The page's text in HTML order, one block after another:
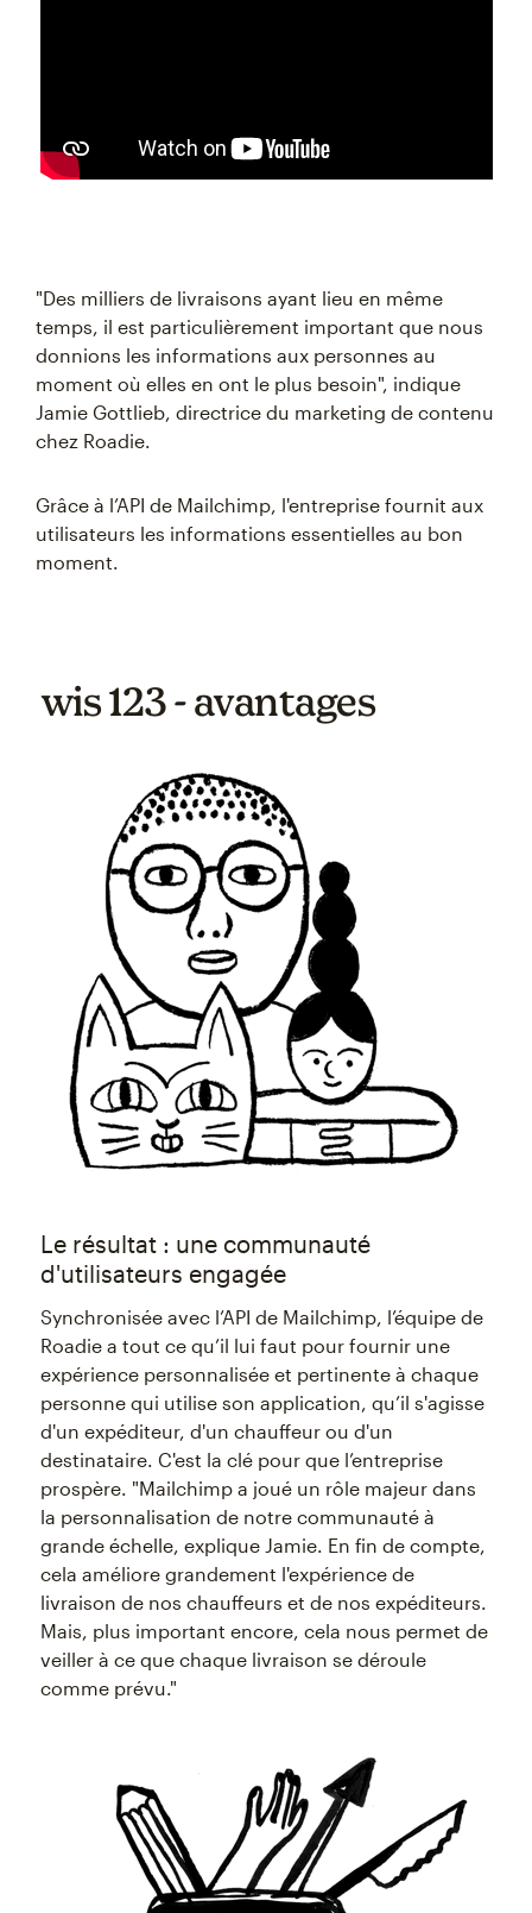
"Des milliers de livraisons ayant lieu en même
temps, il est particulièrement important que nous
donnions les informations aux personnes au
moment où elles en ont le plus besoin", indique
Jamie Gottlieb, directrice du marketing de contenu
chez Roadie.
Grâce à l’API de Mailchimp, l'entreprise fournit aux
utilisateurs les informations essentielles au bon
moment.
wis 123 - avantages
Le résultat : une communauté
d'utilisateurs engagée
Synchronisée avec l’API de Mailchimp, l’équipe de
Roadie a tout ce qu’il lui faut pour fournir une
expérience personnalisée et pertinente à chaque
personne qui utilise son application, qu’il s'agisse
d'un expéditeur, d'un chauffeur ou d'un
destinataire. C'est la clé pour que l’entreprise
prospère. "Mailchimp a joué un rôle majeur dans
la personnalisation de notre communauté à
grande échelle, explique Jamie. En fin de compte,
cela améliore grandement l'expérience de
livraison de nos chauffeurs et de nos expéditeurs.
Mais, plus important encore, cela nous permet de
veiller à ce que chaque livraison se déroule
comme prévu."